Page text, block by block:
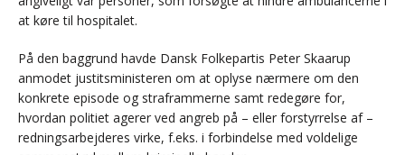
at køre til hospitalet.
På den baggrund havde Dansk Folkepartis Peter Skaarup
anmodet justitsministeren om at oplyse nærmere om den
konkrete episode og straframmerne samt redegøre for,
hvordan politiet agerer ved angreb på – eller forstyrrelse af –
redningsarbejderes virke, f.eks. i forbindelse med voldelige